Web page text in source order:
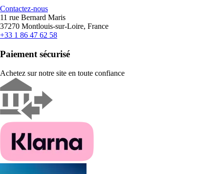
Contactez-nous
11 rue Bernard Maris
37270 Montlouis-sur-Loire, France
+33 1 86 47 62 58
Paiement sécurisé
Achetez sur notre site en toute confiance